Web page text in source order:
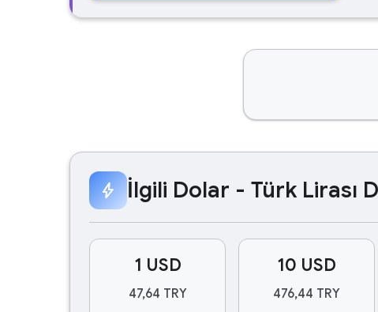
bolt İlgili Dolar - Türk Lirası
1 USD
47,64 TRY
10 USD
476,44 TRY